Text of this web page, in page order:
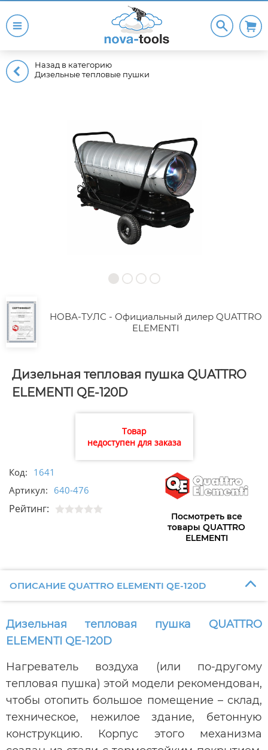
Назад в категорию
Дизельные тепловые пушки
НОВА-ТУЛС - Официальный дилер QUATTRO
ELEMENTI
Дизельная тепловая пушка QUATTRO
ELEMENTI QE-120D
Товар
недоступен для заказа
Код: 1641
Артикул: 640-476
Рейтинг:
Посмотреть все
товары QUATTRO
ELEMENTI
ОПИСАНИЕ QUATTRO ELEMENTI QE-120D
Дизельная тепловая пушка QUATTRO
ELEMENTI QE-120D
Нагреватель воздуха (или по-другому
тепловая пушка) этой модели рекомендован,
чтобы отопить большое помещение – склад,
техническое, нежилое здание, бетонную
конструкцию. Корпус этого механизма